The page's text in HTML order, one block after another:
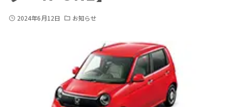
2024年6月12日 お知らせ